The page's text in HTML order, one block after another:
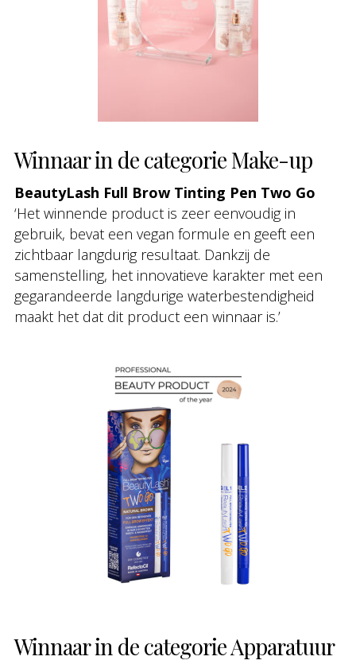
Winnaar in de categorie Make-up
BeautyLash Full Brow Tinting Pen Two Go
‘Het winnende product is zeer eenvoudig in
gebruik, bevat een vegan formule en geeft een
zichtbaar langdurig resultaat. Dankzij de
samenstelling, het innovatieve karakter met een
gegarandeerde langdurige waterbestendigheid
maakt het dat dit product een winnaar is.’
Winnaar in de categorie Apparatuur